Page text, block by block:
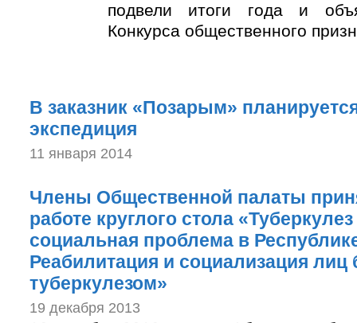
подвели итоги года и
Конкурса общественного
В заказник «Позарым»
экспедиция
11 января 2014
Члены Общественной палаты
работе круглого стола
социальная проблема в
Реабилитация и социализация
туберкулезом»
19 декабря 2013